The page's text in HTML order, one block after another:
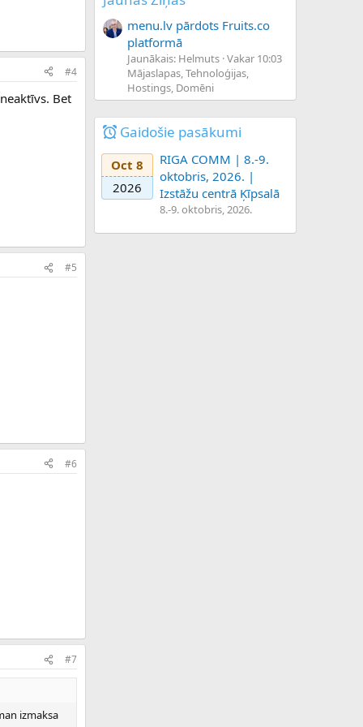
#4
Bet
#5
#6
#7
izmaksa
menu.lv pārdots Fruits.co
platformā
Jaunākais: Helmuts Vakar 10:03
Mājaslapas, Tehnoloģijas,
Hostings, Domēni
Gaidošie pasākumi
Oct 8
2026
RIGA COMM | 8.-9.
oktobris, 2026. |
Izstāžu centrā Ķīpsalā
8.-9. oktobris, 2026.